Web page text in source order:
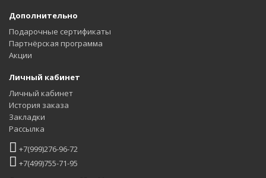
Дополнительно
Подарочные сертификаты
Партнёрская программа
Акции
Личный кабинет
Личный кабинет
История заказа
Закладки
Рассылка
+7(999)276-96-72
+7(499)755-71-95